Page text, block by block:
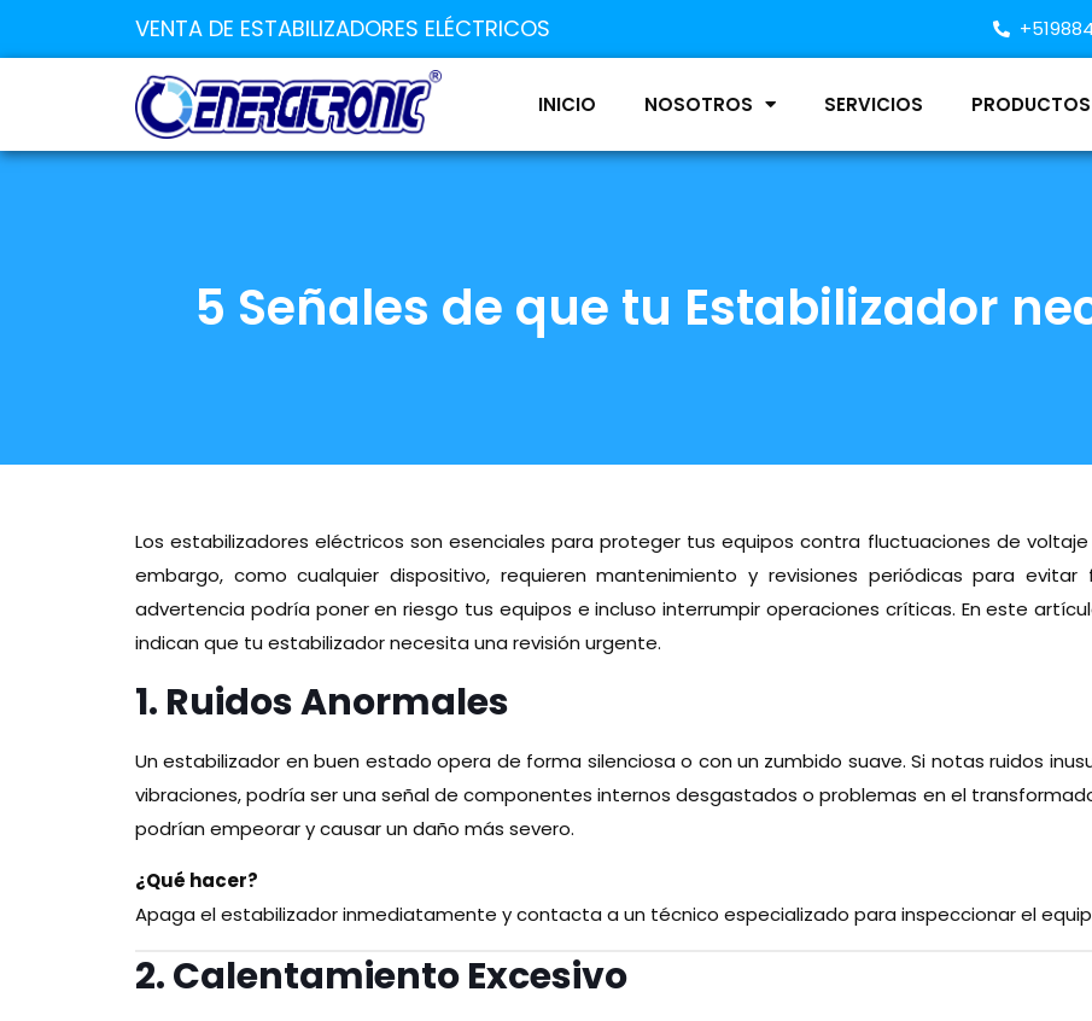
VENTA DE ESTABILIZADORES ELÉCTRICOS
INICIO NOSOTROS SERVICIOS PRODUCTOS
5 Señales de que tu Estabilizador
Los estabilizadores eléctricos son esenciales para proteger tus equipos contra fluctuaciones de
embargo, como cualquier dispositivo, requieren mantenimiento y revisiones periódicas para evitar
advertencia podría poner en riesgo tus equipos e incluso interrumpir operaciones críticas. En este
indican que tu estabilizador necesita una revisión urgente.
1. Ruidos Anormales
Un estabilizador en buen estado opera de forma silenciosa o con un zumbido suave. Si notas ruidos
vibraciones, podría ser una señal de componentes internos desgastados o problemas en el
podrían empeorar y causar un daño más severo.
¿Qué hacer?
Apaga el estabilizador inmediatamente y contacta a un técnico especializado para inspeccionar el
2. Calentamiento Excesivo